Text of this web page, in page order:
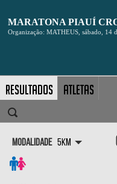
Resultados Atletas
Modalidade 5KM